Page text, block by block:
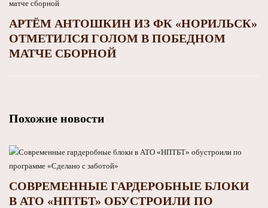
АРТЁМ АНТОШКИН ИЗ ФК «НОРИЛЬСК»
ОТМЕТИЛСЯ ГОЛОМ В ПОБЕДНОМ
МАТЧЕ СБОРНОЙ
Похожие новости
СОВРЕМЕННЫЕ ГАРДЕРОБНЫЕ БЛОКИ
В АТО «НПТБТ» ОБУСТРОИЛИ ПО